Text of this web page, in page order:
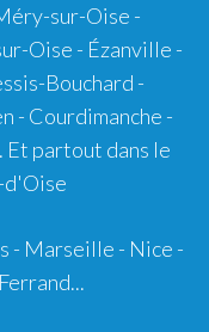
sur-Oise -
Oise - Ézanville -
Bouchard -
- Courdimanche -
Et partout dans le
d'Oise
- Marseille - Nice -
...